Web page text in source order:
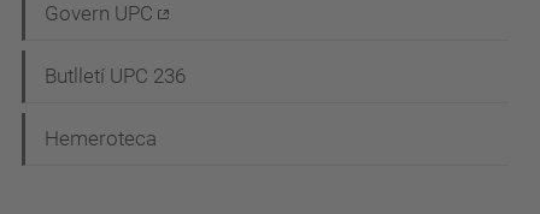
a
v
g
Govern UPC
Butlletí UPC 236
Hemeroteca